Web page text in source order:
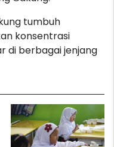
tumbuh
konsentrasi
di berbagai jenjang